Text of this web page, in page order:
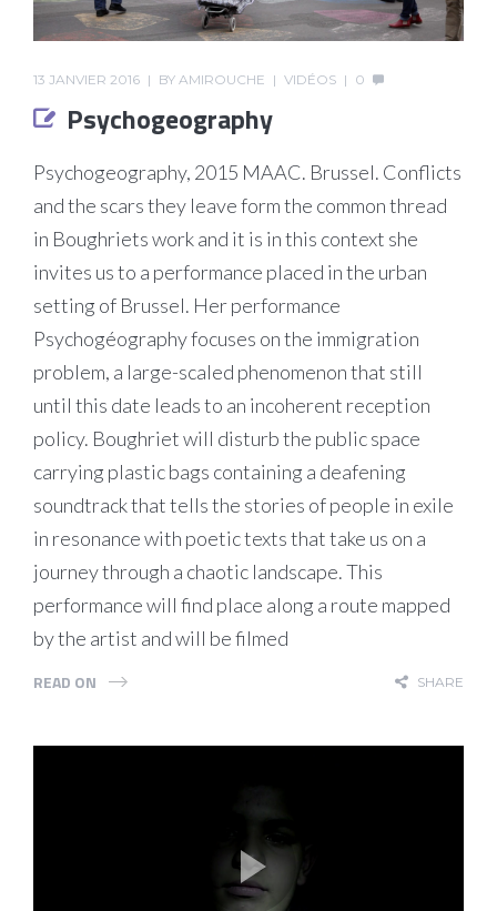
13 JANVIER 2016 BY AMIROUCHE VIDÉOS 0
Psychogeography
Psychogeography, 2015 MAAC. Brussel. Conflicts
and the scars they leave form the common thread
in Boughriets work and it is in this context she
invites us to a performance placed in the urban
setting of Brussel. Her performance
Psychogéography focuses on the immigration
problem, a large-scaled phenomenon that still
until this date leads to an incoherent reception
policy. Boughriet will disturb the public space
carrying plastic bags containing a deafening
soundtrack that tells the stories of people in exile
in resonance with poetic texts that take us on a
journey through a chaotic landscape. This
performance will find place along a route mapped
by the artist and will be filmed
READ ON SHARE